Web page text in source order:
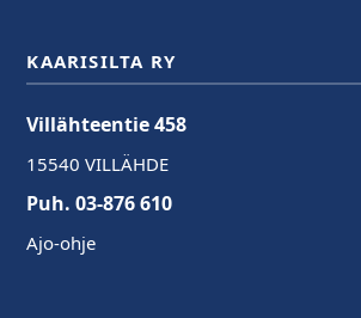
KAARISILTA RY
Villähteentie 458
15540 VILLÄHDE
Puh. 03-876 610
Ajo-ohje